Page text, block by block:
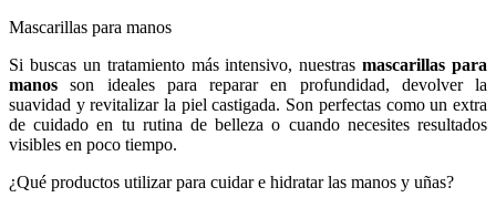
Mascarillas para manos
Si buscas un tratamiento más intensivo, nuestrasmascarillas para
manos son ideales para reparar en profundidad, devolver la
suavidad y revitalizar la piel castigada. Son perfectas como un extra
de cuidado en tu rutina de belleza o cuando necesites resultados
visibles en poco tiempo.
¿Qué productos utilizar para cuidar e hidratar las manos y uñas?